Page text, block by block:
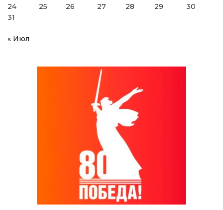
24
25 26 27 28 29
30
31
« Июл